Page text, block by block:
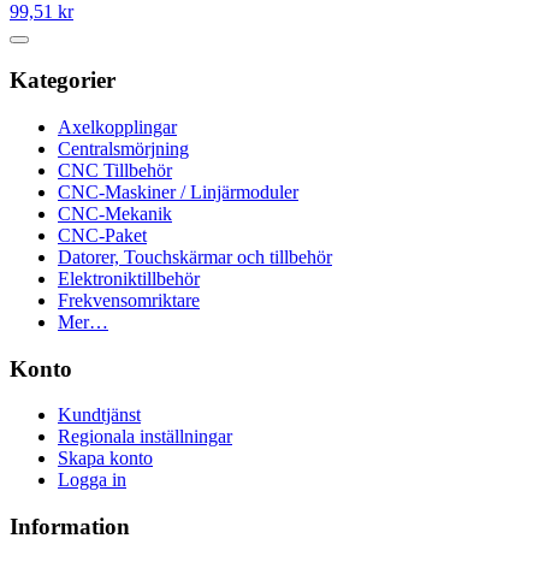
99,51 kr
Kategorier
Axelkopplingar
Centralsmörjning
CNC Tillbehör
CNC-Maskiner / Linjärmoduler
CNC-Mekanik
CNC-Paket
Datorer, Touchskärmar och tillbehör
Elektroniktillbehör
Frekvensomriktare
Mer…
Konto
Kundtjänst
Regionala inställningar
Skapa konto
Logga in
Information